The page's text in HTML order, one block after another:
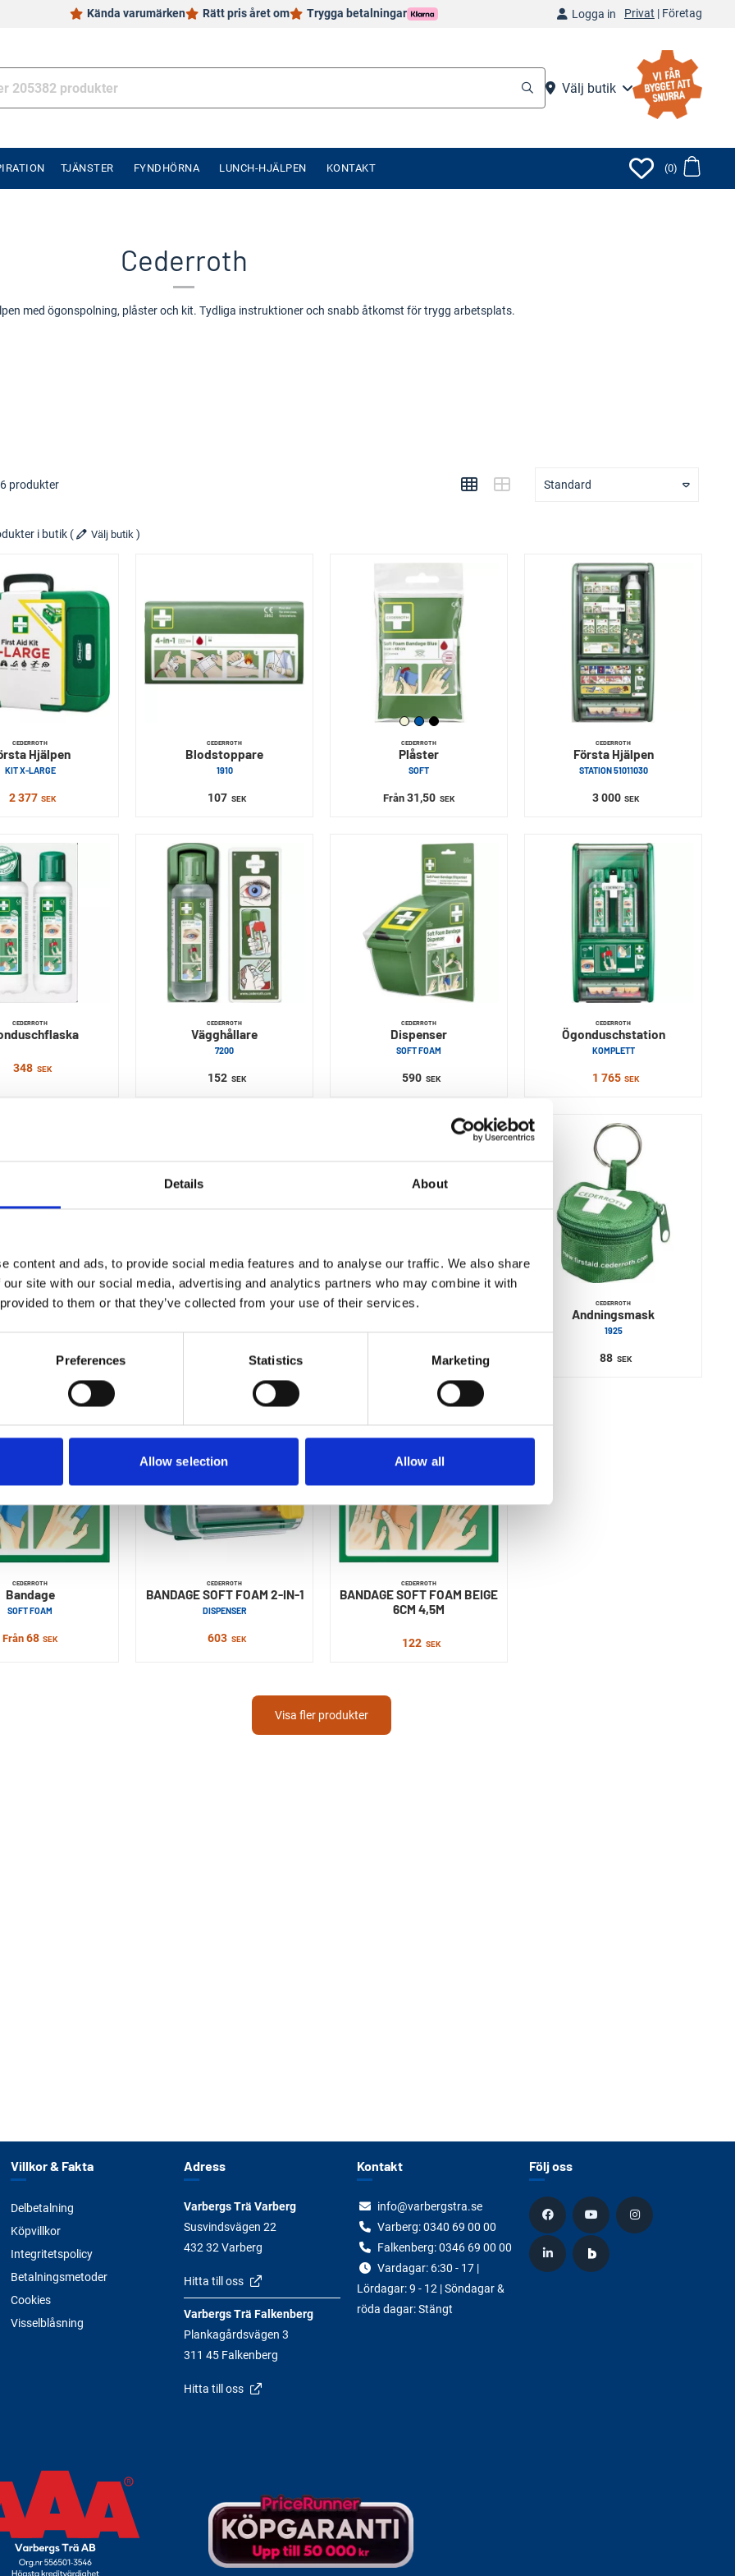
Details About
content and ads, to provide social media features and to analyse our traffic. We also share
site with our social media, advertising and analytics partners who may combine it with
to them or that they’ve collected from your use of their services.
Preferences Statistics Marketing
Allow selection Allow all
Kända varumärken Rätt pris året om Trygga betalningar Logga in Privat | Företag
Välj butik
TJÄNSTER FYNDHÖRNA LUNCH-HJÄLPEN KONTAKT (0)
Cederroth
med ögonspolning, plåster och kit. Tydliga instruktioner och snabb åtkomst för trygg arbetsplats.
produkter Standard
i butik ( Välj butik )
CEDERROTH
Hjälpen
KIT X-LARGE
2 377 SEK
CEDERROTH
Blodstoppare
1910
107 SEK
CEDERROTH
Plåster
SOFT
Från31,50 SEK
CEDERROTH
Första Hjälpen
STATION 51011030
3 000 SEK
CEDERROTH
348 SEK
CEDERROTH
Vägghållare
7200
152 SEK
CEDERROTH
Dispenser
SOFT FOAM
590 SEK
CEDERROTH
Ögonduschstation
KOMPLETT
1 765 SEK
CEDERROTH
270002
CEDERROTH
KIT MEDIUM
CEDERROTH
1921
SEK
CEDERROTH
Andningsmask
1925
88 SEK
CEDERROTH
Bandage
SOFT FOAM
Från 68 SEK
CEDERROTH
BANDAGE SOFT FOAM 2-IN-1
DISPENSER
603 SEK
CEDERROTH
BANDAGE SOFT FOAM BEIGE
6CM 4,5M
122 SEK
Visa fler produkter
Villkor & Fakta
Delbetalning
Köpvillkor
Integritetspolicy
Betalningsmetoder
Cookies
Visselblåsning
Adress
Varbergs Trä Varberg
Susvindsvägen 22
432 32 Varberg
Hitta till oss
Varbergs Trä Falkenberg
Plankagårdsvägen 3
311 45 Falkenberg
Hitta till oss
Kontakt
info@varbergstra.se
Varberg:0340 69 00 00
Falkenberg:0346 69 00 00
Vardagar: 6:30 - 17 |
Lördagar: 9 - 12 | Söndagar &
röda dagar: Stängt
Följ oss